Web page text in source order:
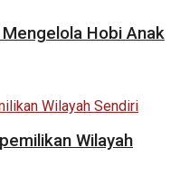
Hobi Anak
Wilayah